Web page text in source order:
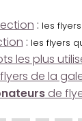
: les
: les flyers
les plus
de la
de